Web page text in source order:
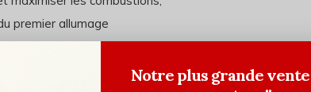
premier allumage
chaude)
Notre plus grande